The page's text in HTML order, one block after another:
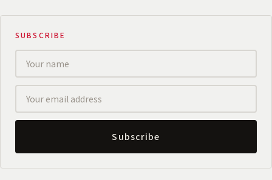
SUBSCRIBE
Subscribe